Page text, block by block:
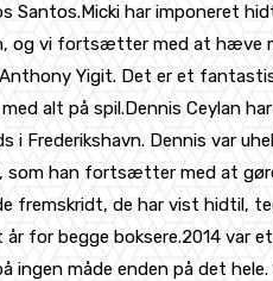
Santos.Micki har
og vi fortsætter med at
Yigit. Det er et
alt på spil.Dennis Ceylan
Dennis var
han fortsætter med at
fremskridt, de har vist hidtil,
begge boksere.2014 var
måde enden på det